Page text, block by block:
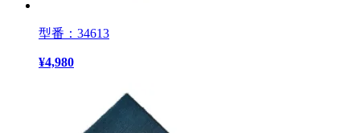
型番：34613
¥4,980